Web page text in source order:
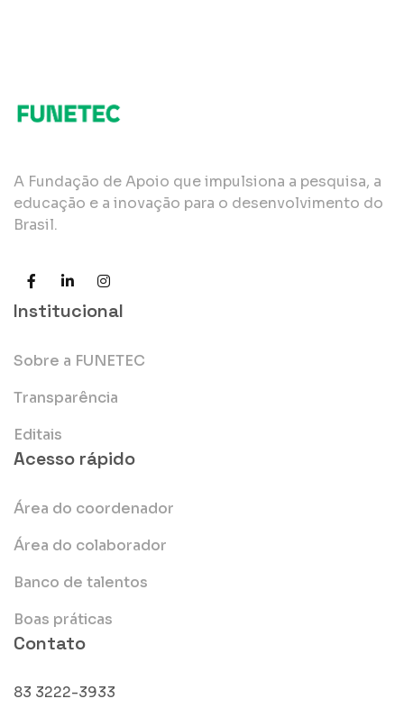
A Fundação de Apoio que impulsiona a pesquisa, a
educação e a inovação para o desenvolvimento do
Brasil.
Institucional
Sobre a FUNETEC
Transparência
Editais
Acesso rápido
Área do coordenador
Área do colaborador
Banco de talentos
Boas práticas
Contato
83 3222-3933